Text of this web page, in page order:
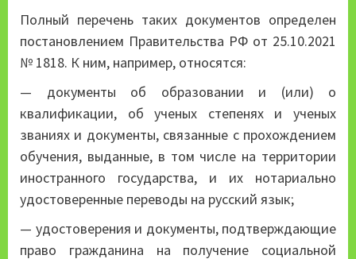
Полный перечень таких документов определен
постановлением Правительства РФ от 25.10.2021
№ 1818. К ним, например, относятся:
— документы об образовании и (или) о
квалификации, об ученых степенях и ученых
званиях и документы, связанные с прохождением
обучения, выданные, в том числе на территории
иностранного государства, и их нотариально
удостоверенные переводы на русский язык;
— удостоверения и документы, подтверждающие
право гражданина на получение социальной